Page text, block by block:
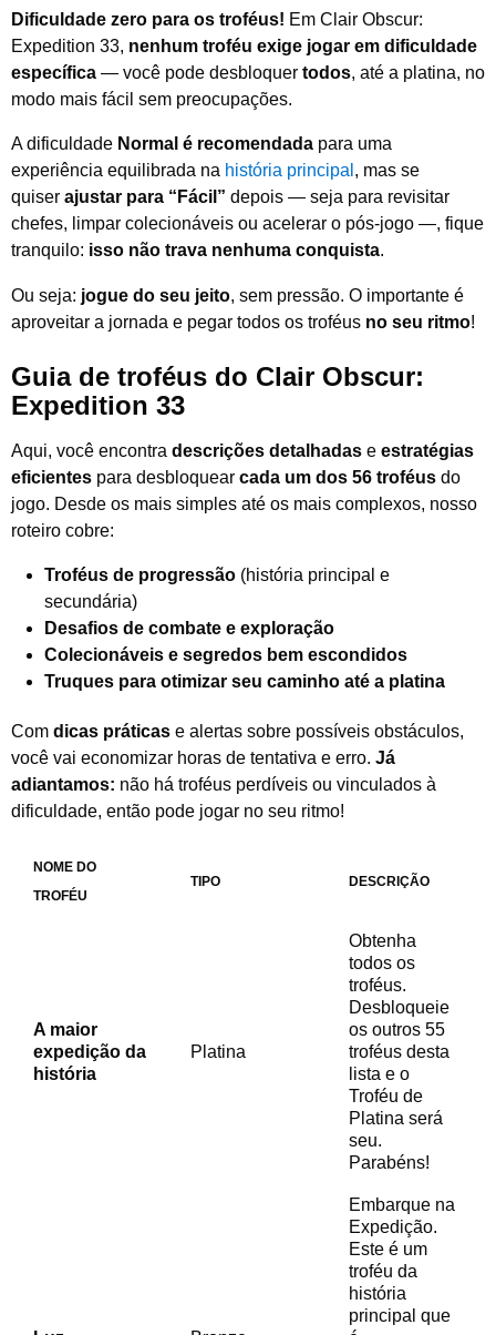
Dificuldade zero para os troféus! Em Clair Obscur:
Expedition 33, nenhum troféu exige jogar em dificuldade
específica — você pode desbloquer todos, até a platina, no
modo mais fácil sem preocupações.
A dificuldade Normal é recomendada para uma
experiência equilibrada na história principal , mas se
quiser ajustar para “Fácil” depois — seja para revisitar
chefes, limpar colecionáveis ou acelerar o pós-jogo —, fique
tranquilo: isso não trava nenhuma conquista.
Ou seja: jogue do seu jeito, sem pressão. O importante é
aproveitar a jornada e pegar todos os troféus no seu ritmo!
Guia de troféus do Clair Obscur:
Expedition 33
Aqui, você encontra descrições detalhadas e estratégias
eficientes para desbloquear cada um dos 56 troféus do
jogo. Desde os mais simples até os mais complexos, nosso
roteiro cobre:
Troféus de progressão (história principal e
secundária)
Desafios de combate e exploração
Colecionáveis e segredos bem escondidos
Truques para otimizar seu caminho até a platina
Com dicas práticas e alertas sobre possíveis obstáculos,
você vai economizar horas de tentativa e erro. Já
adiantamos: não há troféus perdíveis ou vinculados à
dificuldade, então pode jogar no seu ritmo!
NOME DO
TROFÉU
TIPO DESCRIÇÃO
A maior
expedição da
história
Platina
Obtenha
todos os
troféus.
Desbloqueie
os outros 55
troféus desta
lista e o
Troféu de
Platina será
seu.
Parabéns!
Embarque na
Expedição.
Este é um
troféu da
história
principal que